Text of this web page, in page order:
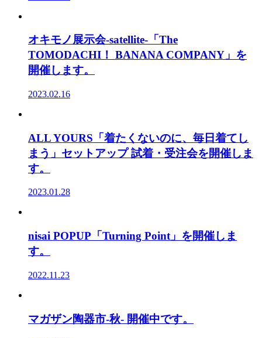
オキモノ展示会-satellite-「The
TOMODACHI！ BANANA COMPANY」を
開催します。
2023.02.16
ALL YOURS「着たくないのに、毎日着てし
まう」セットアップ 試着・受注会を開催しま
す。
2023.01.28
nisai POPUP「Turning Point」を開催しま
す。
2022.11.23
マガザン陶器市-秋- 開催中です。